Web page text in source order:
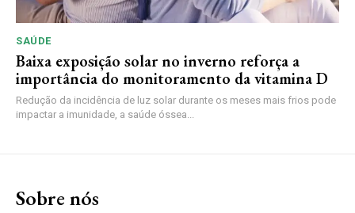
SAÚDE
Baixa exposição solar no inverno reforça a
importância do monitoramento da vitamina D
Redução da incidência de luz solar durante os meses mais frios pode
impactar a imunidade, a saúde óssea...
Sobre nós